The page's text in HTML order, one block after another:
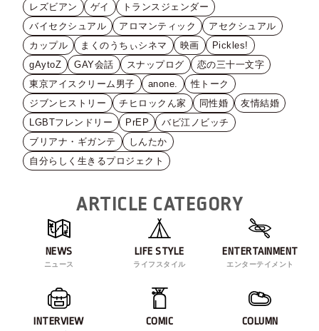
レズビアン ゲイ
トランスジェンダー
バイセクシュアル
アロマンティック
アセクシュアル
カップル
まくのうちぃシネマ 映画
Pickles!
gAytoZ
GAY会話 スナップログ
恋の三十一文字
東京アイスクリーム男子
anone.
性トーク
ジブンヒストリー
チヒロックん家 同性婚
友情結婚
LGBTフレンドリー
PrEP
バビ江ノビッチ
ブリアナ・ギガンテ
しんたか
自分らしく生きるプロジェクト
ARTICLE CATEGORY
NEWS
ニュース
LIFE STYLE
ライフスタイル
ENTERTAINMENT
エンターテイメント
INTERVIEW COMIC COLUMN